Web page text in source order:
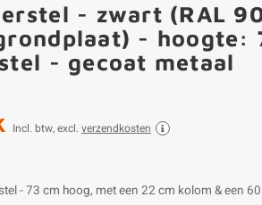
- zwart (RAL
- hoogte:
- gecoat metaal
Incl. btw, excl. verzendkosten
- 73 cm hoog, met een 22 cm kolom & een